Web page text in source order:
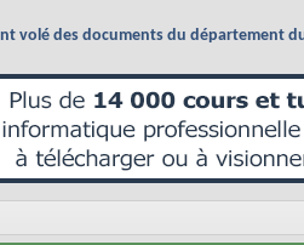
volé des documents du département